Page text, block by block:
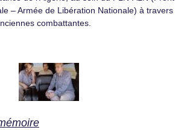
– Armée de Libération Nationale) à travers
combattantes.